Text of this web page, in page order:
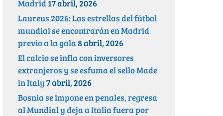
Madrid17 abril, 2026
Laureus 2026: Las estrellas del fútbol
mundial se encontrarán en Madrid
previo a la gala8 abril, 2026
El calcio se infla con inversores
extranjeros y se esfuma el sello Made
in Italy7 abril, 2026
Bosnia se impone en penales, regresa
al Mundial y deja a Italia fuera por